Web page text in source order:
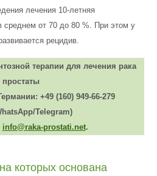
лечения 10-летняя
среднем от 70 до 80 %. При этом у
рецидив.
терапии для лечения рака
простаты
+49 (160) 949-66-279
Telegram)
info@raka-prostati.net.
которых основана